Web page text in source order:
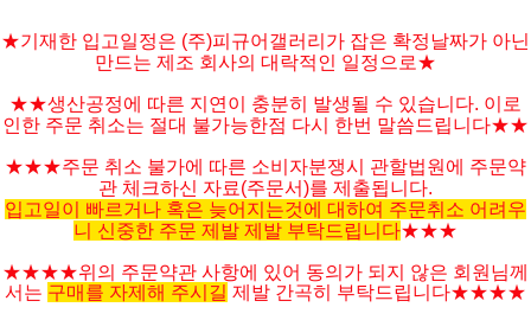
★기재한 입고일정은 (주)피규어갤러리가 잡은 확정날짜가 아닌
만드는 제조 회사의 대락적인 일정으로★
★★생산공정에 따른 지연이 충분히 발생될 수 있습니다. 이로
인한 주문 취소는 절대 불가능한점 다시 한번 말씀드립니다★★
★★★주문 취소 불가에 따른 소비자분쟁시 관할법원에 주문약
관 체크하신 자료(주문서)를 제출됩니다.
입고일이 빠르거나 혹은 늦어지는것에 대하여 주문취소 어려우
니 신중한 주문 제발 제발 부탁드립니다★★★
★★★★위의 주문약관 사항에 있어 동의가 되지 않은 회원님께
서는 구매를 자제해 주시길 제발 간곡히 부탁드립니다★★★★